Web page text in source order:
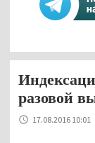
разовой
17.08.2016 10:01